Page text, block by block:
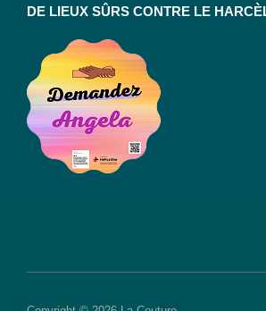
DE LIEUX SÛRS CONTRE LE